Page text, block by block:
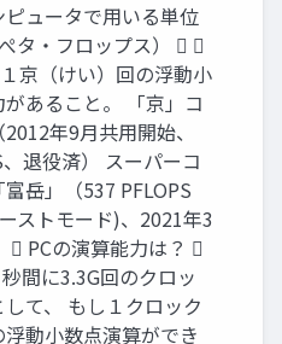
ュータで用いる単位
タ・フロップス）  
京（けい）回の浮動小
あること。 「京」コ
年9月共用開始、
退役済） スーパーコ
岳」（537 PFLOPS
ストモード)、2021年3
 PCの演算能力は？ 
間に3.3G回のクロッ
て、 もし１クロック
動小数点演算ができ